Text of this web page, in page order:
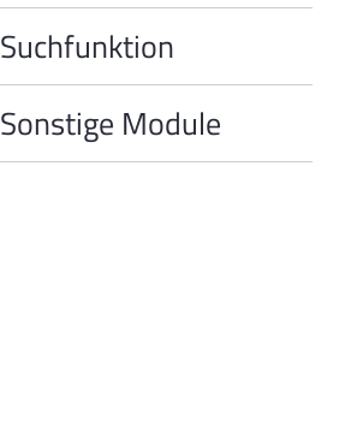
Suchfunktion
Sonstige Module